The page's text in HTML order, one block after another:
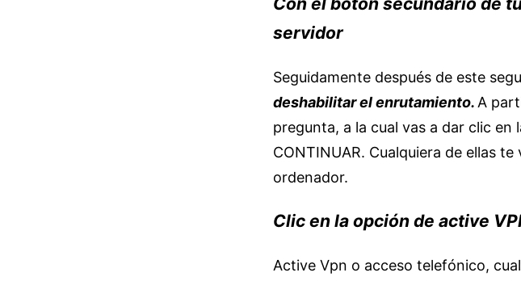
servidor
Seguidamente después de este
deshabilitar el enrutamiento. A
pregunta, a la cual vas a dar clic en
CONTINUAR. Cualquiera de ellas
ordenador.
Clic en la opción de active
Active Vpn o acceso telefónico,